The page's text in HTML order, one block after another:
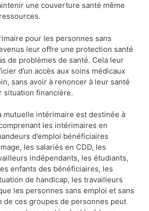
une couverture santé même
pour les personnes sans
leur offre une protection santé
de problèmes de santé. Cela leur
d’un accès aux soins médicaux
sans avoir à renoncer à leur santé
situation financière.
mutuelle intérimaire est destinée à
les intérimaires en
d’emploi bénéficiaires
les salariés en CDD, les
indépendants, les étudiants,
enfants des bénéficiaires, les
de handicap, les travailleurs
les personnes sans emploi et sans
de ces groupes de personnes peut